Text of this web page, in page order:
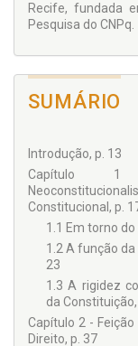
Recife, fundada
Pesquisa do CNPq.
SUMÁRIO
Introdução, p. 13
Capítulo
Constitucional, p.
1.1 Em torno
1.2 A função
23
1.3 A rigidez
da
Capítulo 2 -
Direito, p. 37